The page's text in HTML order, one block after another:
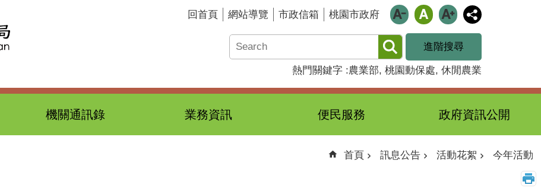
回首頁 網站導覽 市政信箱 桃園市政府
進階搜尋
熱門關鍵字 農業部 桃園動保處 休閒農業
機關通訊錄 業務資訊 便民服務 政府資訊公開
首頁 訊息公告 活動花絮 今年活動